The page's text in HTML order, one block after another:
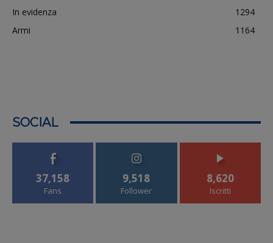
In evidenza
1294
Armi
1164
SOCIAL
37,158
Fans
9,518
Follower
8,620
Iscritti